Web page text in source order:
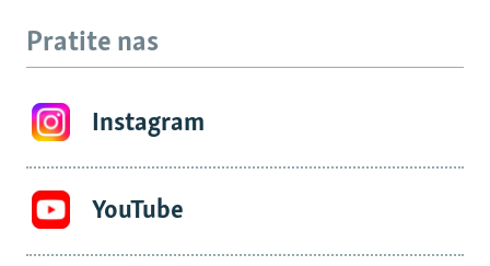
Pratite nas
Instagram
YouTube